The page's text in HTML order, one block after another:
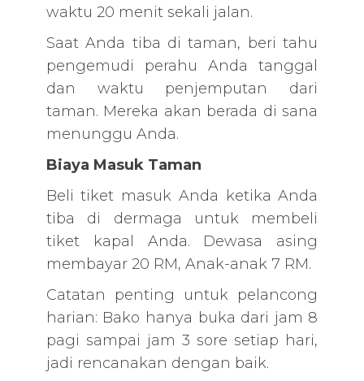
waktu 20 menit sekali jalan.
Saat Anda tiba di taman, beri tahu
pengemudi perahu Anda tanggal
dan waktu penjemputan dari
taman. Mereka akan berada di sana
menunggu Anda.
Biaya Masuk Taman
Beli tiket masuk Anda ketika Anda
tiba di dermaga untuk membeli
tiket kapal Anda. Dewasa asing
membayar 20 RM, Anak-anak 7 RM.
Catatan penting untuk pelancong
harian: Bako hanya buka dari jam 8
pagi sampai jam 3 sore setiap hari,
jadi rencanakan dengan baik.